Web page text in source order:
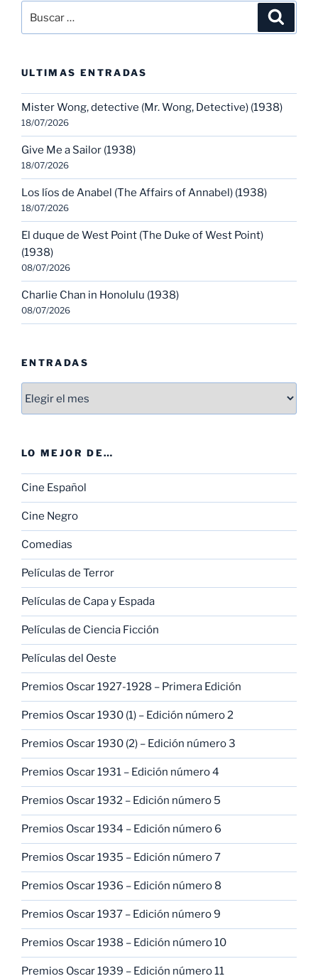
por:
ULTIMAS ENTRADAS
Mister Wong, detective (Mr. Wong, Detective) (1938)
18/07/2026
Give Me a Sailor (1938)
18/07/2026
Los líos de Anabel (The Affairs of Annabel) (1938)
18/07/2026
El duque de West Point (The Duke of West Point)
(1938)
08/07/2026
Charlie Chan in Honolulu (1938)
08/07/2026
ENTRADAS
LO MEJOR DE…
Cine Español
Cine Negro
Comedias
Películas de Terror
Películas de Capa y Espada
Películas de Ciencia Ficción
Películas del Oeste
Premios Oscar 1927-1928 – Primera Edición
Premios Oscar 1930 (1) – Edición número 2
Premios Oscar 1930 (2) – Edición número 3
Premios Oscar 1931 – Edición número 4
Premios Oscar 1932 – Edición número 5
Premios Oscar 1934 – Edición número 6
Premios Oscar 1935 – Edición número 7
Premios Oscar 1936 – Edición número 8
Premios Oscar 1937 – Edición número 9
Premios Oscar 1938 – Edición número 10
Premios Oscar 1939 – Edición número 11